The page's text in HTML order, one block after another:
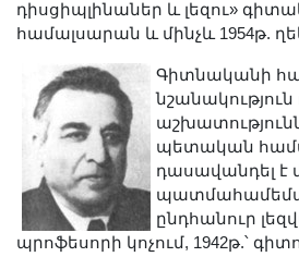
ծրագրեր
Տեսադարան
Վեբ ռեսուրսներ
Այլ ակադեմիաներ
«Գիտություն» թերթ
«Գիտության աշխարհում»
հանդես
դիսցիպլինաներ և լեզու»
համալսարան և մինչև 1954թ.
Գիտնականի
պետական
դասավանդել է
ընդհանուր
պրոֆեսորի կոչում, 1942թ.՝